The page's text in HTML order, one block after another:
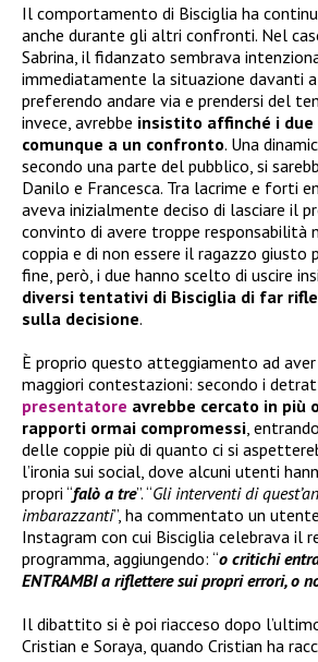
Il comportamento di Bisciglia ha
anche durante gli altri confronti. Nel
Sabrina, il fidanzato sembrava
immediatamente la situazione davanti
preferendo andare via e prendersi del
invece, avrebbe insistito affinché i due
comunque a un confronto. Una
secondo una parte del pubblico, si
Danilo e Francesca. Tra lacrime e forti
aveva inizialmente deciso di lasciare il
convinto di avere troppe responsabilità
coppia e di non essere il ragazzo giusto
fine, però, i due hanno scelto di uscire
diversi tentativi di Bisciglia di far
sulla decisione.
È proprio questo atteggiamento ad
maggiori contestazioni: secondo i
presentatore avrebbe cercato in più
rapporti ormai compromessi ,
delle coppie più di quanto ci si
l’ironia sui social, dove alcuni utenti
propri “falò a tre”. “Gli interventi di
imbarazzanti”, ha commentato un
Instagram con cui Bisciglia celebrava il
programma, aggiungendo: “o critichi
ENTRAMBI a riflettere sui propri errori, o
Il dibattito si è poi riacceso dopo
Cristian e Soraya, quando Cristian ha